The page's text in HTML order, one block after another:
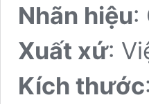
Nhãn hiệu:
Xuất xứ:
Kích thước